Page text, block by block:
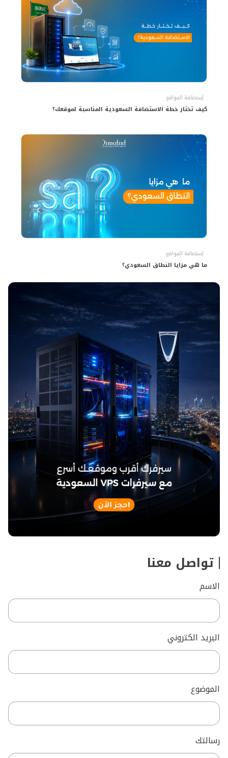
إستضافة المواقع
كيف تختار خطة الاستضافة السعودية المناسبة لموقعك؟
إستضافة المواقع
ما هي مزايا النطاق السعودي؟
تواصل معنا
الاسم
البريد الكتروني
الموضوع
رسالتك